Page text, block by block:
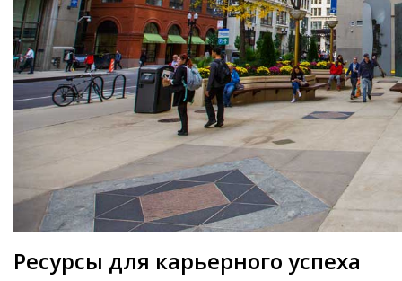
Ресурсы для карьерного успеха